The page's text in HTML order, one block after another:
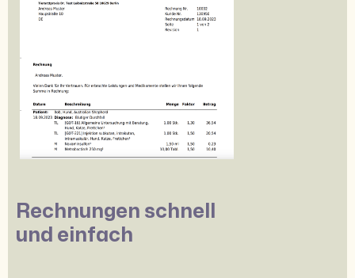
Rechnungen schnell
und einfach